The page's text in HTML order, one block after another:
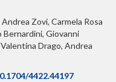
Zovi, Carmela Rosa
Bernardini, Giovanni
Drago, Andrea
4422.44197